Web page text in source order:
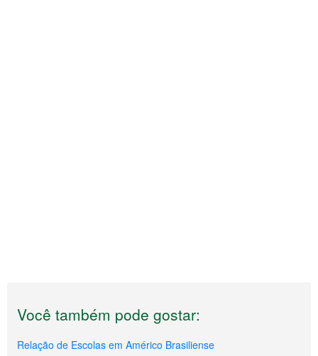
Você também pode gostar:
Relação de Escolas em Américo Brasiliense